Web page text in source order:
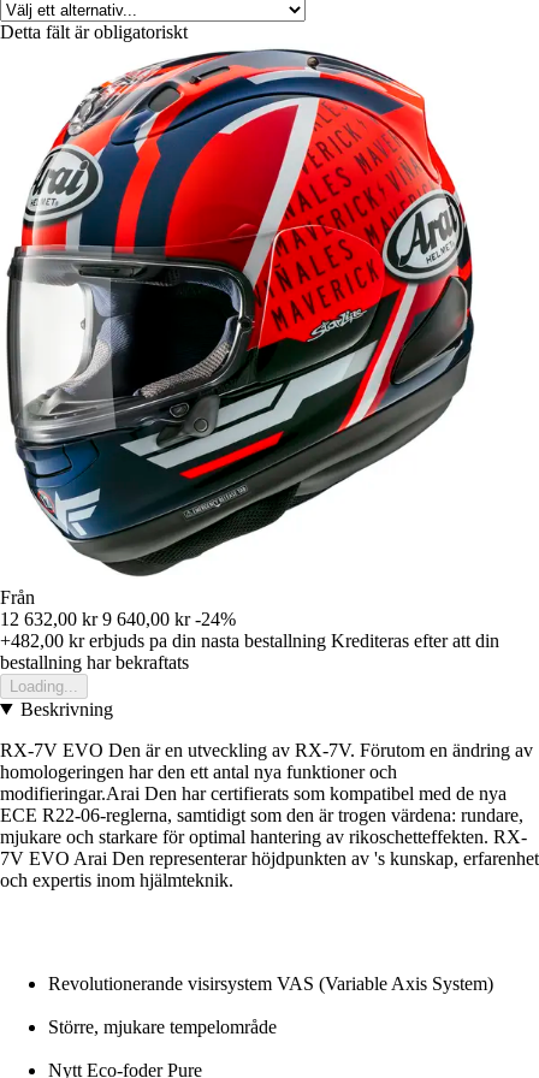
Detta fält är obligatoriskt
Från
12 632,00 kr 9 640,00 kr -24%
+482,00 krerbjuds pa din nasta bestallning Krediteras efter att din
bestallning har bekraftats
Loading...
Beskrivning
RX-7V EVO Den är en utveckling av RX-7V. Förutom en ändring av
homologeringen har den ett antal nya funktioner och
modifieringar.Arai Den har certifierats som kompatibel med de nya
ECE R22-06-reglerna, samtidigt som den är trogen värdena: rundare,
mjukare och starkare för optimal hantering av rikoschetteffekten. RX-
7V EVO Arai Den representerar höjdpunkten av 's kunskap, erfarenhet
och expertis inom hjälmteknik.
Revolutionerande visirsystem VAS (Variable Axis System)
Större, mjukare tempelområde
Nytt Eco-foder Pure